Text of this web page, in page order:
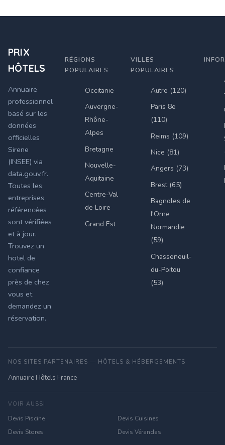
PRIX
HÔTELS
Annuaire
professionnel
basé sur les
données
officielles
Sirene
(INSEE) via
data.gouv.fr.
Toutes les
entreprises
référencées
sont vérifiées
et à jour.
Trouvez un
hotel de
confiance
près de chez
vous et
demandez un
réservation.
RÉGIONS
POPULAIRES
Occitanie
Auvergne-
Rhône-
Alpes
Bretagne
Nouvelle-
Aquitaine
Centre-Val
de Loire
Grand Est
VILLES
POPULAIRES
Autre (120)
Paris 8e
(110)
Reims (109)
Nice (81)
Angers (73)
Brest (65)
Bagnoles de
l'Orne
Normandie
(59)
Chasseneuil-
du-Poitou
(53)
NOS SITES PARTENAIRES — HÔTELS & HÉBERGEMENTS
Annuaire Hôtels France
VOIR AUSSI
Devis Piscine
Devis Cuisines
Devis Stores
Devis Vérandas